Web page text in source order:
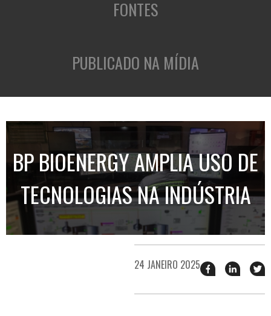
FONTES
PUBLICADO NA MÍDIA
BP BIOENERGY AMPLIA USO DE
TECNOLOGIAS NA INDÚSTRIA
24 JANEIRO 2025 Compartilhar
esse
no
esse
no